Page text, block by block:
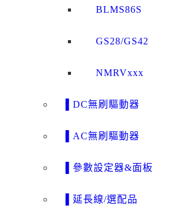
BLMS86S
GS28/GS42
NMRVxxx
▌DC無刷驅動器
▌AC無刷驅動器
▌參數設定器&面板
▌延長線/選配品